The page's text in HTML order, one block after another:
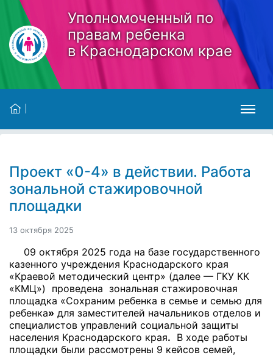
Skip to main content
Уполномоченный по
правам ребенка
в Краснодарском крае
Проект «0-4» в действии. Работа
зональной стажировочной
площадки
13 октября 2025
09 октября 2025 года на базе государственного
казенного учреждения Краснодарского края
«Краевой методический центр» (далее — ГКУ КК
«КМЦ») проведена зональная стажировочная
площадка «Сохраним ребенка в семье и семью для
ребенка» для заместителей начальников отделов и
специалистов управлений социальной защиты
населения Краснодарского края. В ходе работы
площадки были рассмотрены 9 кейсов семей,